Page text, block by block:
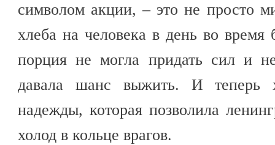
символом акции, – это не просто
хлеба на человека в день во время
порция не могла придать сил и
давала шанс выжить. И теперь
надежды, которая позволила
холод в кольце врагов.